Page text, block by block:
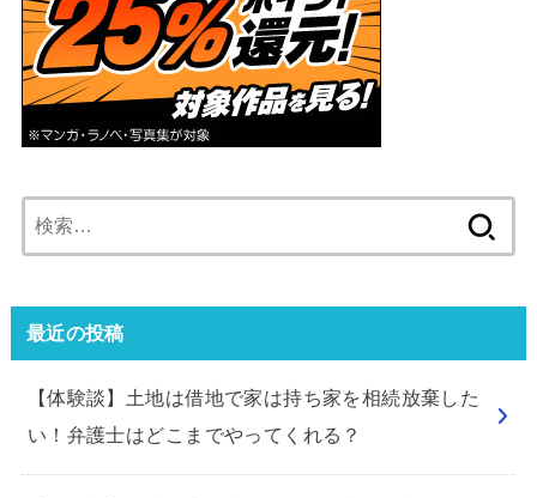
索:
最近の投稿
【体験談】土地は借地で家は持ち家を相続放棄した
い！弁護士はどこまでやってくれる？